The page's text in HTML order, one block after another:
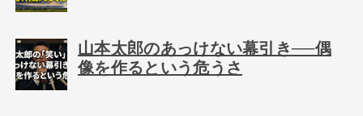
山本太郎のあっけない幕引き──偶
像を作るという危うさ